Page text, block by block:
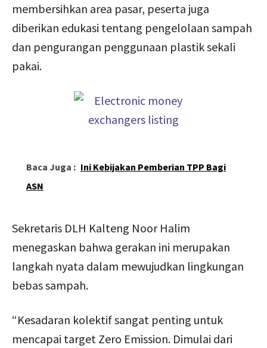
membersihkan area pasar, peserta juga
diberikan edukasi tentang pengelolaan sampah
dan pengurangan penggunaan plastik sekali
pakai.
Baca Juga : Ini Kebijakan Pemberian TPP Bagi
ASN
Sekretaris DLH Kalteng Noor Halim
menegaskan bahwa gerakan ini merupakan
langkah nyata dalam mewujudkan lingkungan
bebas sampah.
“Kesadaran kolektif sangat penting untuk
mencapai target Zero Emission. Dimulai dari